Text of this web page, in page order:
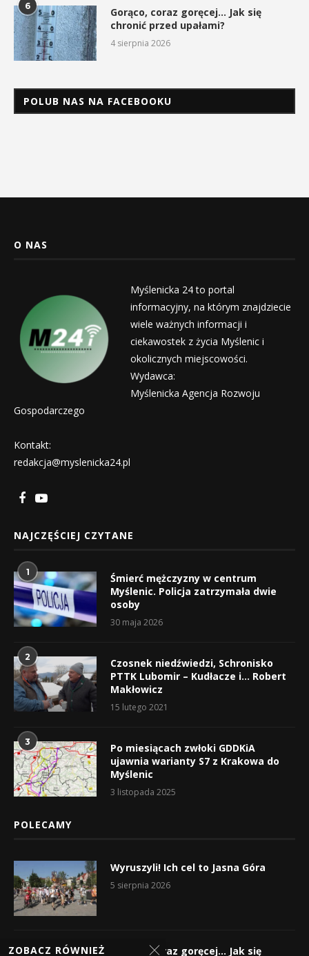
6
Gorąco, coraz goręcej… Jak się
chronić przed upałami?
4 sierpnia 2026
POLUB NAS NA FACEBOOKU
O NAS
Myślenicka 24 to portal
informacyjny, na którym znajdziecie
wiele ważnych informacji i
ciekawostek z życia Myślenic i
okolicznych miejscowości.
Wydawca:
Myślenicka Agencja Rozwoju
Gospodarczego
Kontakt:
redakcja@myslenicka24.pl
NAJCZĘŚCIEJ CZYTANE
1
Śmierć mężczyzny w centrum
Myślenic. Policja zatrzymała dwie
osoby
30 maja 2026
2
Czosnek niedźwiedzi, Schronisko
PTTK Lubomir – Kudłacze i… Robert
Makłowicz
15 lutego 2021
3
Po miesiącach zwłoki GDDKiA
ujawnia warianty S7 z Krakowa do
Myślenic
3 listopada 2025
POLECAMY
Wyruszyli! Ich cel to Jasna Góra
5 sierpnia 2026
Gorąco, coraz goręcej… Jak się
ZOBACZ RÓWNIEŻ